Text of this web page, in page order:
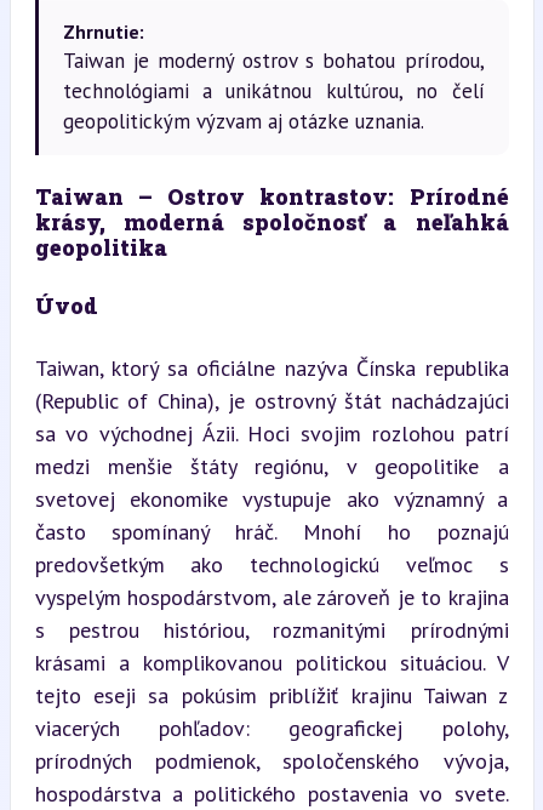
Zhrnutie:
Taiwan je moderný ostrov s bohatou prírodou,
technológiami a unikátnou kultúrou, no čelí
geopolitickým výzvam aj otázke uznania.
Taiwan – Ostrov kontrastov: Prírodné
krásy, moderná spoločnosť a neľahká
geopolitika
Úvod
Taiwan, ktorý sa oficiálne nazýva Čínska republika
(Republic of China), je ostrovný štát nachádzajúci
sa vo východnej Ázii. Hoci svojim rozlohou patrí
medzi menšie štáty regiónu, v geopolitike a
svetovej ekonomike vystupuje ako významný a
často spomínaný hráč. Mnohí ho poznajú
predovšetkým ako technologickú veľmoc s
vyspelým hospodárstvom, ale zároveň je to krajina
s pestrou históriou, rozmanitými prírodnými
krásami a komplikovanou politickou situáciou. V
tejto eseji sa pokúsim priblížiť krajinu Taiwan z
viacerých pohľadov: geografickej polohy,
prírodných podmienok, spoločenského vývoja,
hospodárstva a politického postavenia vo svete.